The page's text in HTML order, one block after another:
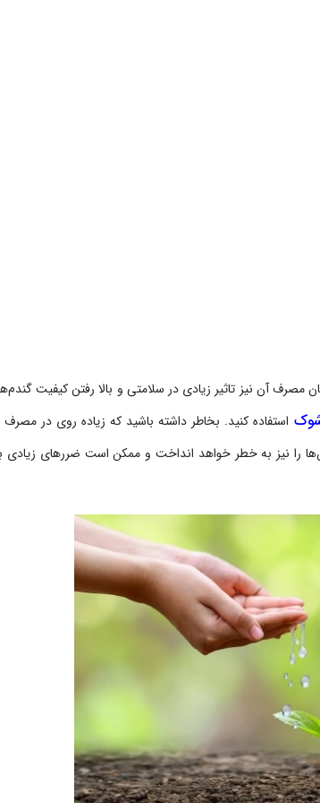
مصرف آن نیز تاثیر زیادی در سلامتی و بالا رفتن کیفیت
استفاده کنید. بخاطر داشته باشید که زیاده روی در
را نیز به خطر خواهد انداخت و ممکن است ضررهای زیادی